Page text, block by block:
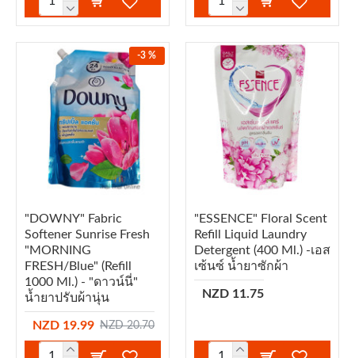
-3 %
"DOWNY" Fabric
Softener Sunrise Fresh
"MORNING
FRESH/Blue" (refill
1000 Ml.) - "ดาวน์นี่"
น้ำยาปรับผ้านุ่น
NZD 19.99 NZD 20.70
"ESSENCE" Floral Scent
Refill Liquid Laundry
Detergent (400 Ml.) -เอส
เซ้นซ์ น้ำยาซักผ้า
NZD 11.75